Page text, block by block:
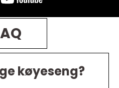
køyeseng?